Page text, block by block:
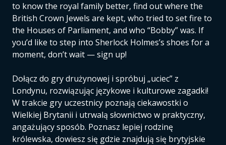
to know the royal family better, find out where the
British Crown Jewels are kept, who tried to set fire to
the Houses of Parliament, and who “Bobby” was. If
you’d like to step into Sherlock Holmes’s shoes for a
moment, don’t wait — sign up!
Dołącz do gry drużynowej i spróbuj „uciec” z
Londynu, rozwiązując językowe i kulturowe zagadki!
W trakcie gry uczestnicy poznają ciekawostki o
Wielkiej Brytanii i utrwalą słownictwo w praktyczny,
angażujący sposób. Poznasz lepiej rodzinę
królewska, dowiesz się gdzie znajdują się brytyjskie